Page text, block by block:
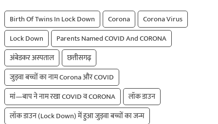
Birth Of Twins In Lock Down Corona
Corona Virus
Lock Down
Parents Named COVID And CORONA
अंबेडकर अस्पताल
छत्तीसगढ़
जुड़वा बच्चों का नाम Corona और COVID
मां—बाप ने नाम रखा COVID व CORONA
लॉक डाउन
लॉक डाउन (Lock Down) में हुआ जुड़वा बच्चों का जन्म